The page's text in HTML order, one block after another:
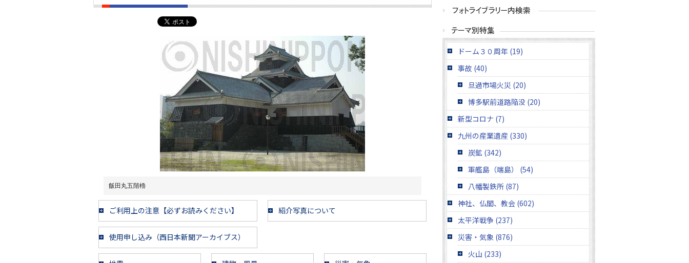
飯田丸五階櫓
ご利用上の注意【必ずお読みください】 紹介写真について
使用申し込み（西日本新聞アーカイブス）
ドーム３０周年 (19)
事故 (40)
旦過市場火災 (20)
博多駅前道路陥没 (20)
新型コロナ (7)
九州の産業遺産 (330)
炭鉱 (342)
軍艦島（端島） (54)
八幡製鉄所 (87)
神社、仏閣、教会 (602)
太平洋戦争 (237)
災害・気象 (876)
火山 (233)